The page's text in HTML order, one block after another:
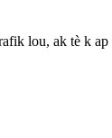
lou, ak tè k ap